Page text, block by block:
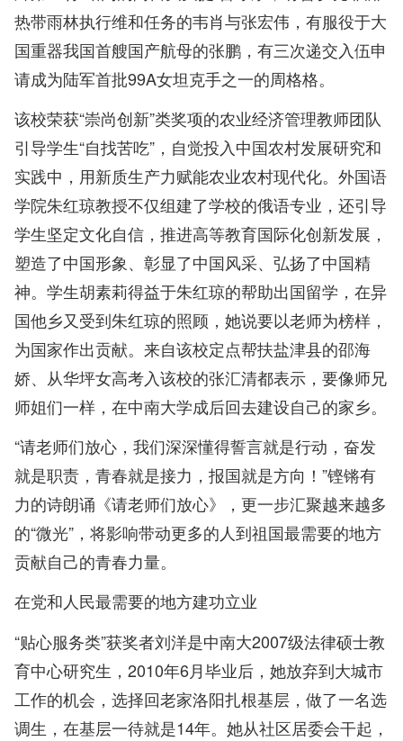
热带雨林执行维和任务的韦肖与张宏伟，有服役于大
国重器我国首艘国产航母的张鹏，有三次递交入伍申
请成为陆军首批99A女坦克手之一的周格格。
该校荣获“崇尚创新”类奖项的农业经济管理教师团队
引导学生“自找苦吃”，自觉投入中国农村发展研究和
实践中，用新质生产力赋能农业农村现代化。外国语
学院朱红琼教授不仅组建了学校的俄语专业，还引导
学生坚定文化自信，推进高等教育国际化创新发展，
塑造了中国形象、彰显了中国风采、弘扬了中国精
神。学生胡素莉得益于朱红琼的帮助出国留学，在异
国他乡又受到朱红琼的照顾，她说要以老师为榜样，
为国家作出贡献。来自该校定点帮扶盐津县的邵海
娇、从华坪女高考入该校的张汇清都表示，要像师兄
师姐们一样，在中南大学成后回去建设自己的家乡。
“请老师们放心，我们深深懂得誓言就是行动，奋发
就是职责，青春就是接力，报国就是方向！”铿锵有
力的诗朗诵《请老师们放心》，更一步汇聚越来越多
的“微光”，将影响带动更多的人到祖国最需要的地方
贡献自己的青春力量。
在党和人民最需要的地方建功立业
“贴心服务类”获奖者刘洋是中南大2007级法律硕士教
育中心研究生，2010年6月毕业后，她放弃到大城市
工作的机会，选择回老家洛阳扎根基层，做了一名选
调生，在基层一待就是14年。她从社区居委会干起，